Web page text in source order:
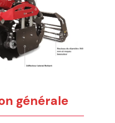
générale